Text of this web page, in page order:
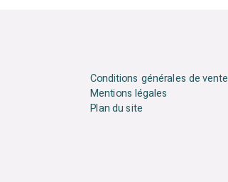
Conditions générales de vente
Mentions légales
Plan du site